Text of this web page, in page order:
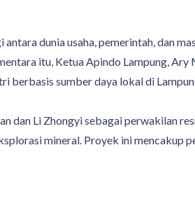
dunia usaha, pemerintah, dan
itu, Ketua Apindo Lampung,
berbasis sumber daya lokal di
dan Li Zhongyi sebagai perwakilan
mineral. Proyek ini mencakup